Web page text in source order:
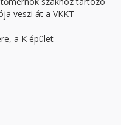
veszi át a VKKT
a K épület